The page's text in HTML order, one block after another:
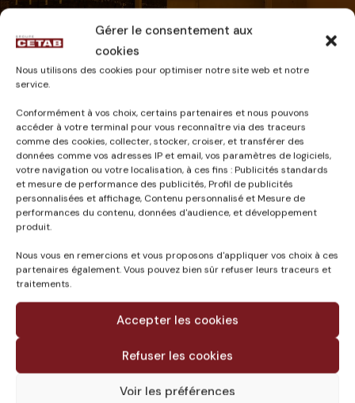
Gérer le consentement aux
cookies
Nous utilisons des cookies pour optimiser notre site web et notre
service.
Conformément à vos choix, certains partenaires et nous pouvons
accéder à votre terminal pour vous reconnaître via des traceurs
comme des cookies, collecter, stocker, croiser, et transférer des
données comme vos adresses IP et email, vos paramètres de logiciels,
votre navigation ou votre localisation, à ces fins : Publicités standards
et mesure de performance des publicités, Profil de publicités
personnalisées et affichage, Contenu personnalisé et Mesure de
performances du contenu, données d'audience, et développement
produit.
Nous vous en remercions et vous proposons d'appliquer vos choix à ces
partenaires également. Vous pouvez bien sûr refuser leurs traceurs et
traitements.
Accepter les cookies
Refuser les cookies
Voir les préférences
Published in
HALL DE STOCKAGE A
MARLENHEIM (67)